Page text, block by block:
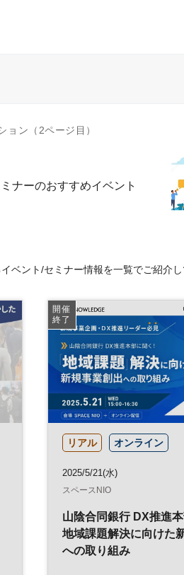
ョン（2ページ目）
ナーのおすすめイベント
ベント/セミナー情報を一覧でご紹介
開催
終了
リアル オンライン
2025/5/21(水)
スペースNIO
山陰合同銀行 DX推進本
地域課題解決に向けた
への取り組み